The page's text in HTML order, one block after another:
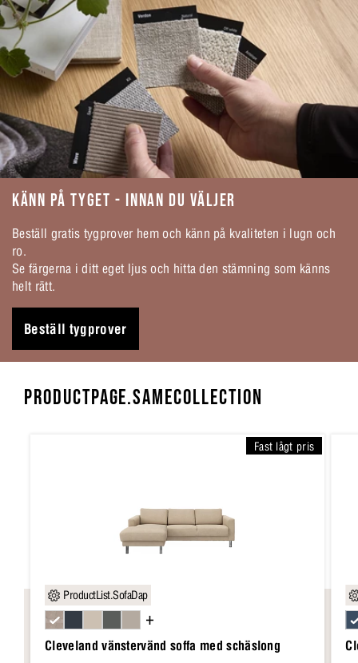
KÄNN PÅ TYGET - INNAN DU VÄLJER
Beställ gratis tygprover hem och känn på kvaliteten i lugn och
ro.
Se färgerna i ditt eget ljus och hitta den stämning som känns
helt rätt.
Beställ tygprover
PRODUCTPAGE.SAMECOLLECTION
Fast lågt pris
ProductList.SofaDap
Cleveland vänstervänd soffa med schäslong
+